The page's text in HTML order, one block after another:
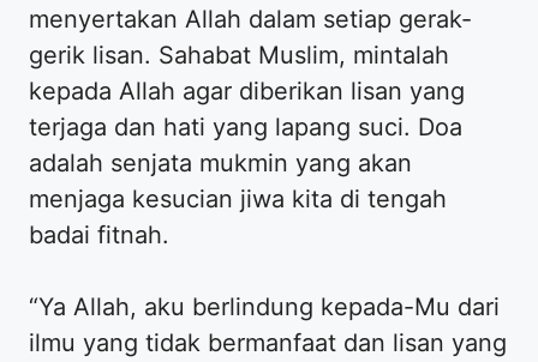
menyertakan Allah dalam setiap gerak-
gerik lisan. Sahabat Muslim, mintalah
kepada Allah agar diberikan lisan yang
terjaga dan hati yang lapang suci. Doa
adalah senjata mukmin yang akan
menjaga kesucian jiwa kita di tengah
badai fitnah.
“Ya Allah, aku berlindung kepada-Mu dari
ilmu yang tidak bermanfaat dan lisan yang